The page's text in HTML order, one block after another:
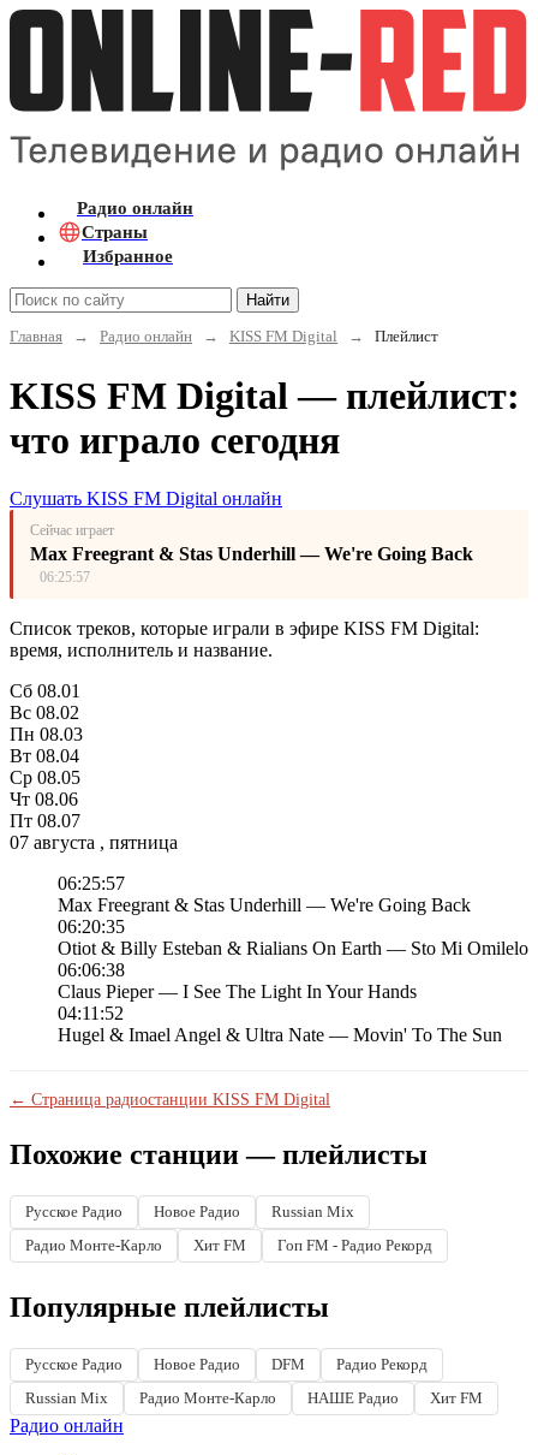
Радио онлайн
Страны
Избранное
Найти
Главная
→ Радио онлайн → KISS FM Digital → Плейлист
KISS FM Digital — плейлист:
что играло сегодня
Слушать KISS FM Digital онлайн
Сейчас играет
Max Freegrant & Stas Underhill — We're Going Back
06:25:57
Список треков, которые играли в эфире KISS FM Digital:
время, исполнитель и название.
Сб 08.01
Вс 08.02
Пн 08.03
Вт 08.04
Ср 08.05
Чт 08.06
Пт 08.07
07 августа , пятница
06:25:57
Max Freegrant & Stas Underhill — We're Going Back
06:20:35
Otiot & Billy Esteban & Rialians On Earth — Sto Mi Omilelo
06:06:38
Claus Pieper — I See The Light In Your Hands
04:11:52
Hugel & Imael Angel & Ultra Nate — Movin' To The Sun
← Страница радиостанции KISS FM Digital
Похожие станции — плейлисты
Русское Радио Новое Радио
Russian Mix
Радио Монте-Карло
Хит FM Гоп FM - Радио Рекорд
Популярные плейлисты
Русское Радио Новое Радио DFM
Радио Рекорд
Russian Mix
Радио Монте-Карло НАШЕ Радио Хит FM
Радио онлайн